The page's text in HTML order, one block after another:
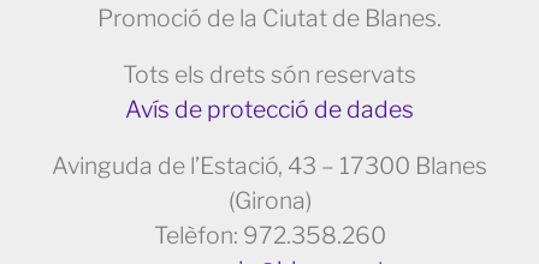
Promoció de la Ciutat de Blanes.
Tots els drets són reservats
Avís de protecció de dades
Avinguda de l’Estació, 43 – 17300 Blanes
(Girona)
Telèfon: 972.358.260